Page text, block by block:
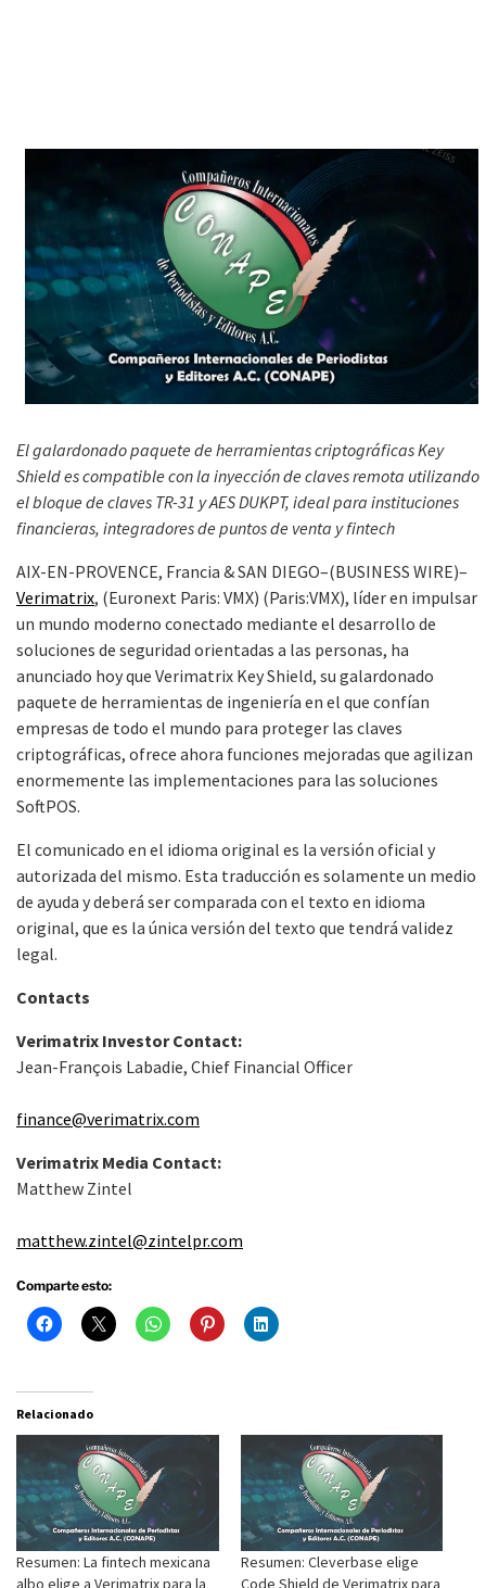
El galardonado paquete de herramientas criptográficas Key
Shield es compatible con la inyección de claves remota utilizando
el bloque de claves TR-31 y AES DUKPT, ideal para instituciones
financieras, integradores de puntos de venta y fintech
AIX-EN-PROVENCE, Francia & SAN DIEGO–(BUSINESS WIRE)–
Verimatrix, (Euronext Paris: VMX) (Paris:VMX), líder en impulsar
un mundo moderno conectado mediante el desarrollo de
soluciones de seguridad orientadas a las personas, ha
anunciado hoy que Verimatrix Key Shield, su galardonado
paquete de herramientas de ingeniería en el que confían
empresas de todo el mundo para proteger las claves
criptográficas, ofrece ahora funciones mejoradas que agilizan
enormemente las implementaciones para las soluciones
SoftPOS.
El comunicado en el idioma original es la versión oficial y
autorizada del mismo. Esta traducción es solamente un medio
de ayuda y deberá ser comparada con el texto en idioma
original, que es la única versión del texto que tendrá validez
legal.
Contacts
Verimatrix Investor Contact:
Jean-François Labadie, Chief Financial Officer
finance@verimatrix.com
Verimatrix Media Contact:
Matthew Zintel
matthew.zintel@zintelpr.com
Comparte esto:
Relacionado
Resumen: La fintech mexicana
albo elige a Verimatrix para la
Resumen: Cleverbase elige
Code Shield de Verimatrix para